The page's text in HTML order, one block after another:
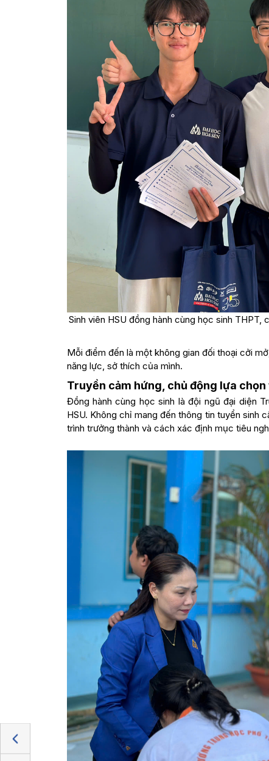
Sinh viên HSU đồng hành cùng học sinh
Mỗi điểm đến là một không gian đối thoại cởi
năng lực, sở thích của mình.
Truyền cảm hứng, chủ động lựa
Đồng hành cùng học sinh là đội ngũ đại diện
HSU. Không chỉ mang đến thông tin tuyển sinh
trình trưởng thành và cách xác định mục tiêu